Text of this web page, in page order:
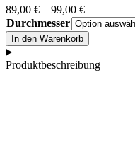
89,00 € – 99,00 €Preisspanne:
89,00 €
bis
99,00 €
Durchmesser
Mond
Klangschale
(Moon
In den Warenkorb
Produktbeschreibung